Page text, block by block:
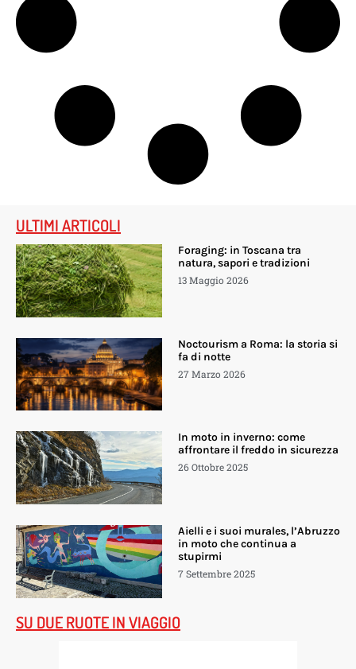
ULTIMI ARTICOLI
Foraging: in Toscana tra
natura, sapori e tradizioni
13 Maggio 2026
Noctourism a Roma: la storia si
fa di notte
27 Marzo 2026
In moto in inverno: come
affrontare il freddo in sicurezza
26 Ottobre 2025
Aielli e i suoi murales, l’Abruzzo
in moto che continua a
stupirmi
7 Settembre 2025
SU DUE RUOTE IN VIAGGIO